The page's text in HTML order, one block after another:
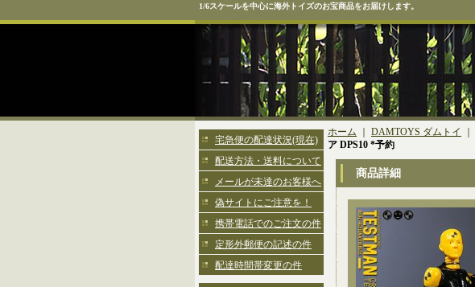
1/6スケールを中心に海外トイズのお宝商品をお届けします。
宅急便の配達状況(現在)
配送方法・送料について
メールが未達のお客様へ
偽サイトにご注意を！
携帯電話でのご注文の件
定形外郵便の記述の件
配達時間帯変更の件
ホーム DAMTOYS ダムトイ
ア DPS10 *予約
商品詳細